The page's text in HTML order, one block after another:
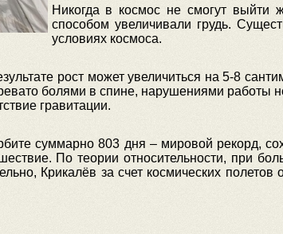
Никогда в космос не смогут выйти
способом увеличивали грудь.
условиях космоса.
рост может увеличиться на 5-8
болями в спине, нарушениями работы
гравитации.
суммарно 803 дня – мировой рекорд,
По теории относительности, при
Крикалёв за счет космических